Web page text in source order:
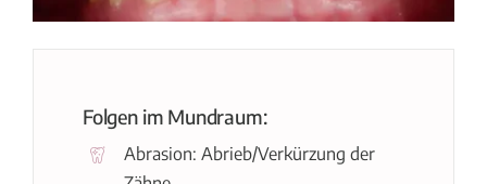
Folgen im Mundraum:
Abrasion: Abrieb/Verkürzung der